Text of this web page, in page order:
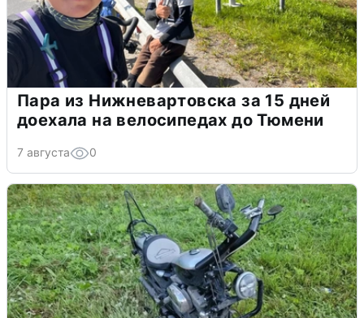
Пара из Нижневартовска за 15 дней
доехала на велосипедах до Тюмени
7 августа 0